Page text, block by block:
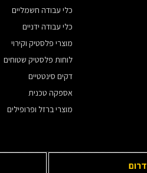
כלי עבודה חשמליים
כלי עבודה ידניים
מוצרי פלסטיק וקירוי
לוחות פלסטיק שטוחים
דקים סינטטיים
אספקה טכנית
מוצרי ברזל ופרופילים
דרום